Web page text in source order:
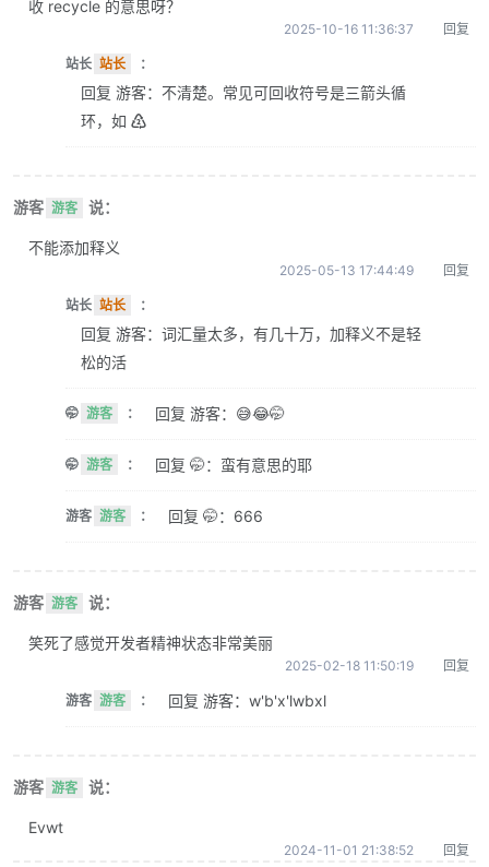
收 recycle 的意思呀？
2025-10-16 11:36:37 回复
站长 站长 ：
回复 游客：不清楚。常见可回收符号是三箭头循
环，如 ♴
游客 游客 说：
不能添加释义
2025-05-13 17:44:49 回复
站长 站长 ：
回复 游客：词汇量太多，有几十万，加释义不是轻
松的活
🤭 游客 ： 回复 游客：😅😂🤭
🤭 游客 ： 回复 🤭：蛮有意思的耶
游客 游客 ： 回复 🤭：666
游客 游客 说：
笑死了感觉开发者精神状态非常美丽
2025-02-18 11:50:19 回复
游客 游客 ： 回复 游客：w'b'x'lwbxl
游客 游客 说：
Evwt
2024-11-01 21:38:52 回复